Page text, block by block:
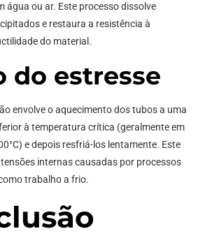
água ou ar. Este processo dissolve
e restaura a resistência à
do material.
do estresse
envolve o aquecimento dos tubos a uma
à temperatura crítica (geralmente em
e depois resfriá-los lentamente. Este
internas causadas por processos
trabalho a frio.